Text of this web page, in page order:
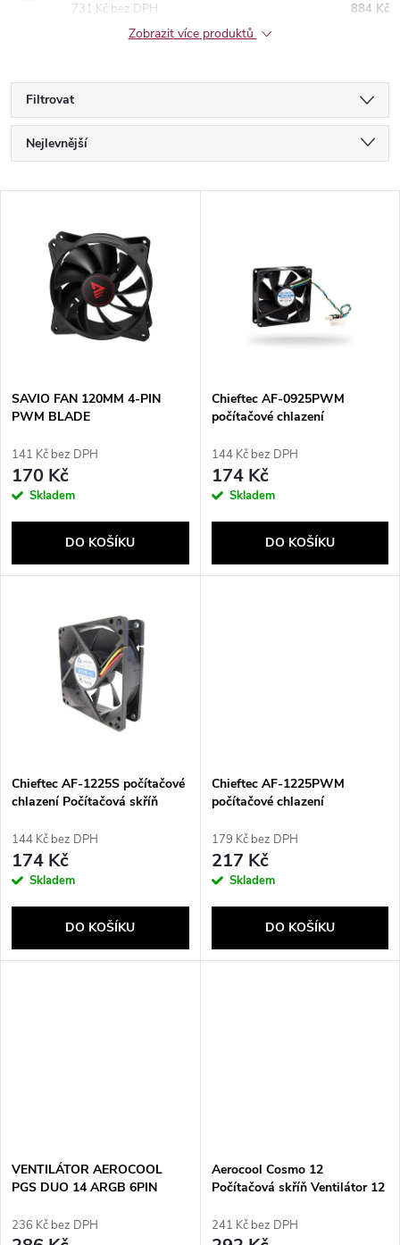
884 Kč
731 Kč bez DPH
Zobrazit více produktů
Filtrovat
Ř
a
p
r
o
u
Nejlevnější
Abecedně
s
p
r
o
d
SAVIO FAN 120MM 4-PIN
PWM BLADE
141 Kč bez DPH
170 Kč
Skladem
DO KOŠÍKU
Chieftec AF-0925PWM
počítačové chlazení
144 Kč bez DPH
174 Kč
Skladem
DO KOŠÍKU
Chieftec AF-1225S počítačové
chlazení Počítačová skříň
144 Kč bez DPH
174 Kč
Skladem
DO KOŠÍKU
Chieftec AF-1225PWM
počítačové chlazení
179 Kč bez DPH
217 Kč
Skladem
DO KOŠÍKU
VENTILÁTOR AEROCOOL
PGS DUO 14 ARGB 6PIN
236 Kč bez DPH
Aerocool Cosmo 12
Počítačová skříň Ventilátor 12
241 Kč bez DPH